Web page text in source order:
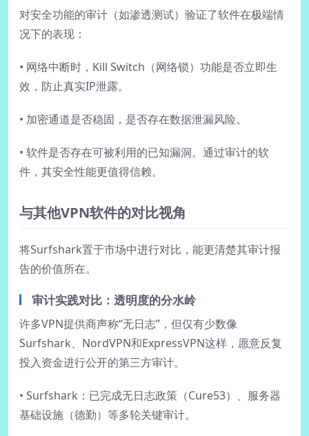
对安全功能的审计（如渗透测试）验证了软件在极端情
况下的表现：
• 网络中断时，Kill Switch（网络锁）功能是否立即生
效，防止真实IP泄露。
• 加密通道是否稳固，是否存在数据泄漏风险。
• 软件是否存在可被利用的已知漏洞。通过审计的软
件，其安全性能更值得信赖。
与其他VPN软件的对比视角
将Surfshark置于市场中进行对比，能更清楚其审计报
告的价值所在。
审计实践对比：透明度的分水岭
许多VPN提供商声称“无日志”，但仅有少数像
Surfshark、NordVPN和ExpressVPN这样，愿意反复
投入资金进行公开的第三方审计。
• Surfshark：已完成无日志政策（Cure53）、服务器
基础设施（德勤）等多轮关键审计。